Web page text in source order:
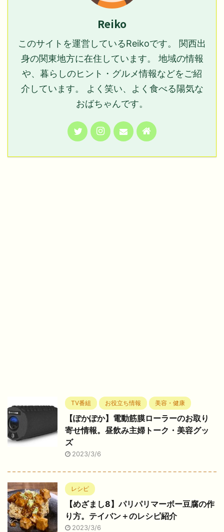
Reiko
このサイトを運営しているReikoです。 関西出
身の関東地方に在住しています。 地域の情報
や、暮らしのヒント・グルメ情報などをご紹
介しています。 よく笑い、よく食べる陽気な
おばちゃんです。
TV番組 お役立ち情報 美容・健康
【ぽかぽか】電動筋膜ローラーのお取り
寄せ情報。昼飲み主婦トーク・美容グッ
ズ
2023/3/6
レシピ
【めざまし8】パリパリマーボー豆腐の作
り方。テイバン＋のレシピ紹介
2023/3/6